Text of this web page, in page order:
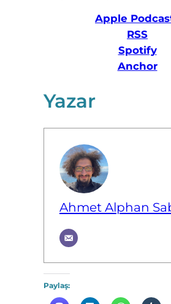
Apple
RSS
Spotify
Anchor
Yazar
Ahmet Alphan
Paylaş: